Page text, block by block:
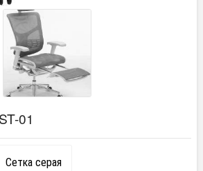
01
Сетка серая